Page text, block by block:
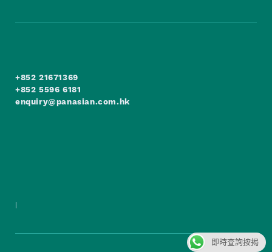
+852 21671369
+852 5596 6181
enquiry@panasian.com.hk
即時查詢按揭